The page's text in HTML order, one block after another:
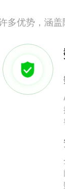
多优势，涵